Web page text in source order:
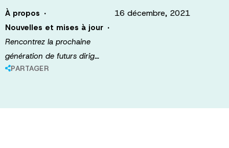
À propos ·
Nouvelles et mises à jour ·
Rencontrez la prochaine
génération de futurs dirig…
PARTAGER
16 décembre, 2021